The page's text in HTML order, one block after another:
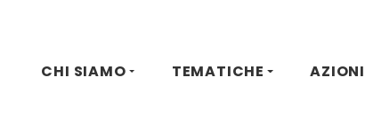
CHI SIAMO TEMATICHE AZIONI